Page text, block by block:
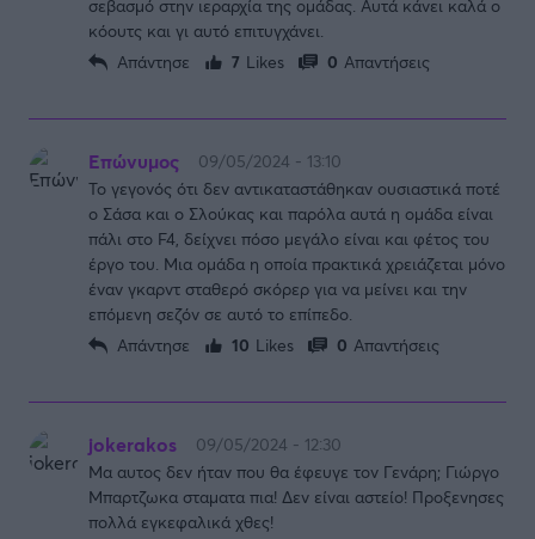
σεβασμό στην ιεραρχία της ομάδας. Αυτά κάνει καλά ο
κόουτς και γι αυτό επιτυγχάνει.
Απάντησε
7 Likes 0 Απαντήσεις
Επώνυμος
09/05/2024 - 13:10
Το γεγονός ότι δεν αντικαταστάθηκαν ουσιαστικά ποτέ
ο Σάσα και ο Σλούκας και παρόλα αυτά η ομάδα είναι
πάλι στο F4, δείχνει πόσο μεγάλο είναι και φέτος του
έργο του. Μια ομάδα η οποία πρακτικά χρειάζεται μόνο
έναν γκαρντ σταθερό σκόρερ για να μείνει και την
επόμενη σεζόν σε αυτό το επίπεδο.
Απάντησε
10 Likes 0 Απαντήσεις
jokerakos
09/05/2024 - 12:30
Μα αυτος δεν ήταν που θα έφευγε τον Γενάρη; Γιώργο
Μπαρτζωκα σταματα πια! Δεν είναι αστείο! Προξενησες
πολλά εγκεφαλικά χθες!